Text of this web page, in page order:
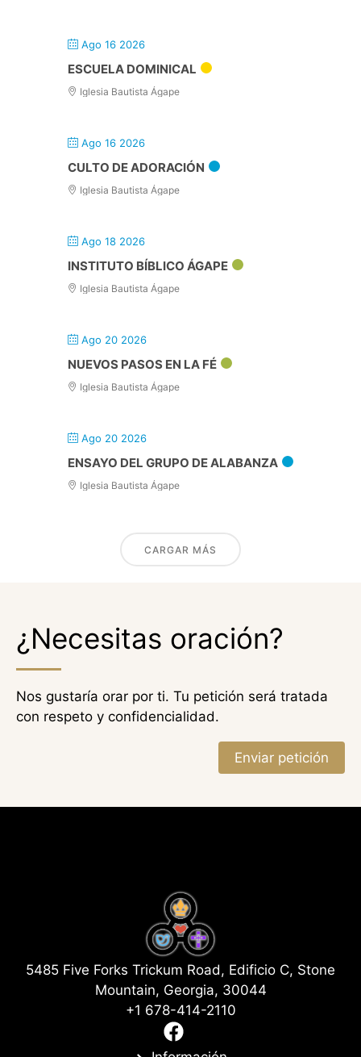
Ago 16 2026
ESCUELA DOMINICAL
Iglesia Bautista Ágape
Ago 16 2026
CULTO DE ADORACIÓN
Iglesia Bautista Ágape
Ago 18 2026
INSTITUTO BÍBLICO ÁGAPE
Iglesia Bautista Ágape
Ago 20 2026
NUEVOS PASOS EN LA FÉ
Iglesia Bautista Ágape
Ago 20 2026
ENSAYO DEL GRUPO DE ALABANZA
Iglesia Bautista Ágape
CARGAR MÁS
¿Necesitas oración?
Nos gustaría orar por ti. Tu petición será tratada
con respeto y confidencialidad.
Enviar petición
5485 Five Forks Trickum Road, Edificio C, Stone
Mountain, Georgia, 30044
+1 678-414-2110